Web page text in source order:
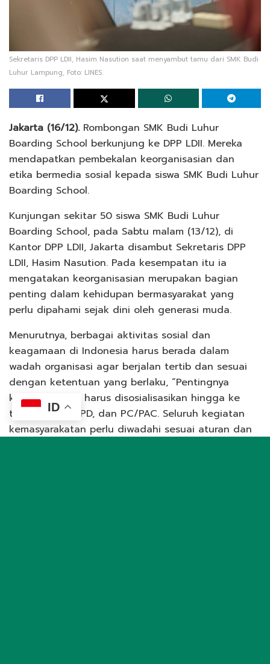
Sekretaris DPP LDII, Hasim Nasution saat menyambut tamu dari SMK Budi
Luhur Lampung, Foto: LINES.
Jakarta (16/12).Rombongan SMK Budi Luhur
Boarding School berkunjung ke DPP LDII. Mereka
mendapatkan pembekalan keorganisasian dan
etika bermedia sosial kepada siswa SMK Budi Luhur
Boarding School.
Kunjungan sekitar 50 siswa SMK Budi Luhur
Boarding School, pada Sabtu malam (13/12), di
Kantor DPP LDII, Jakarta disambut Sekretaris DPP
LDII, Hasim Nasution. Pada kesempatan itu ia
mengatakan keorganisasian merupakan bagian
penting dalam kehidupan bermasyarakat yang
perlu dipahami sejak dini oleh generasi muda.
Menurutnya, berbagai aktivitas sosial dan
keagamaan di Indonesia harus berada dalam
wadah organisasi agar berjalan tertib dan sesuai
dengan ketentuan yang berlaku, “Pentingnya
keorganisasian harus disosialisasikan hingga ke
tingkat DPW, DPD, dan PC/PAC. Seluruh kegiatan
kemasyarakatan perlu diwadahi sesuai aturan dan
ID